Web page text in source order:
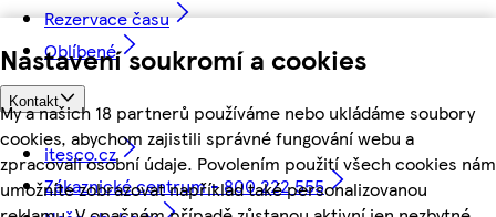
Nastavení soukromí a cookies
My a našich 18 partnerů používáme nebo ukládáme soubory
cookies, abychom zajistili správné fungování webu a
zpracovali osobní údaje. Povolením použití všech cookies nám
umožníte zobrazovat například také personalizovanou
Rezervace času
Oblíbené
Kontakt
itesco.cz
Zákaznické centrum - 800 222 555